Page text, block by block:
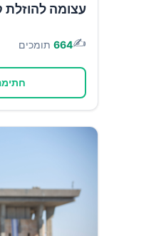
עצומה להוזלת
✍️
664 תומכים